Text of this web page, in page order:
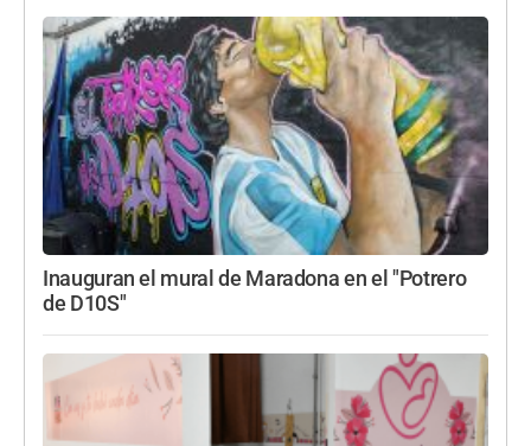
Inauguran el mural de Maradona en el "Potrero
de D10S"